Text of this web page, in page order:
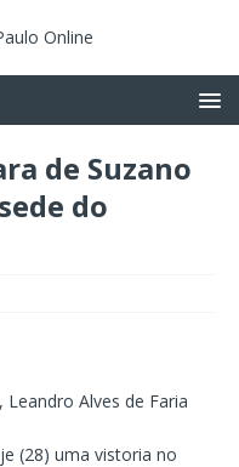
de Suzano
do
Alves de Faria
(28) uma vistoria no